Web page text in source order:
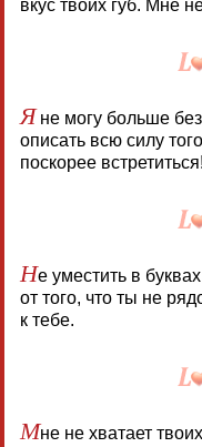
вкус твоих губ. Мне
Яне могу больше
описать всю силу
поскорее встретиться!
Не уместить в
от того, что ты не
к тебе.
Мне не хватает